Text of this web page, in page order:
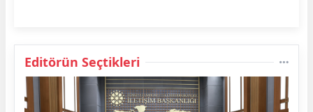
Editörün Seçtikleri